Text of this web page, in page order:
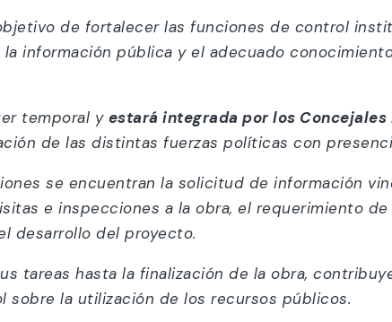
de fortalecer las funciones de control
información pública y el adecuado
temporal y estará integrada por los
de las distintas fuerzas políticas con
se encuentran la solicitud de información
e inspecciones a la obra, el requerimiento
desarrollo del proyecto.
tareas hasta la finalización de la obra,
sobre la utilización de los recursos públicos.